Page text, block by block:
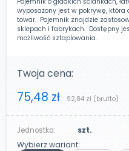
wyposażony jest w pokrywę,
towar. Pojemnik znajdzie
sklepach i fabrykach. Dostępny
możliwość sztaplowania.
Twoja cena:
75,48 zł 92,84 zł (brutto)
Jednostka: szt.
Wybierz wariant: